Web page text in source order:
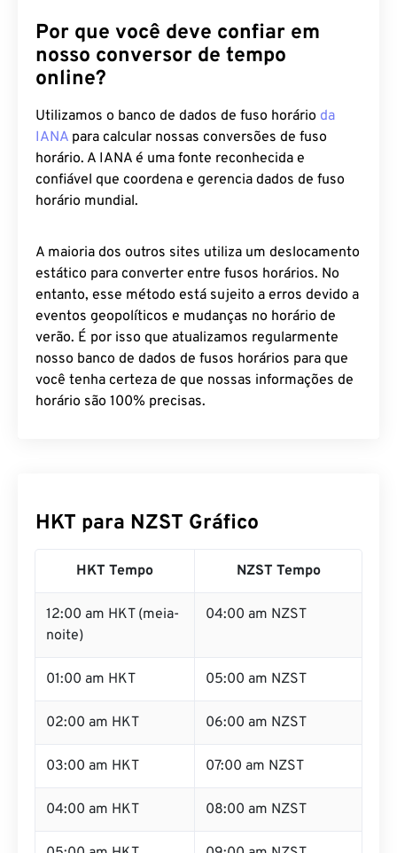
Por que você deve confiar em
nosso conversor de tempo
online?
Utilizamos o banco de dados de fuso horário da
IANA para calcular nossas conversões de fuso
horário. A IANA é uma fonte reconhecida e
confiável que coordena e gerencia dados de fuso
horário mundial.
A maioria dos outros sites utiliza um deslocamento
estático para converter entre fusos horários. No
entanto, esse método está sujeito a erros devido a
eventos geopolíticos e mudanças no horário de
verão. É por isso que atualizamos regularmente
nosso banco de dados de fusos horários para que
você tenha certeza de que nossas informações de
horário são 100% precisas.
HKT para NZST Gráfico
HKT Tempo NZST Tempo
12:00 am HKT (meia-
noite)
04:00 am NZST
01:00 am HKT 05:00 am NZST
02:00 am HKT 06:00 am NZST
03:00 am HKT 07:00 am NZST
04:00 am HKT 08:00 am NZST